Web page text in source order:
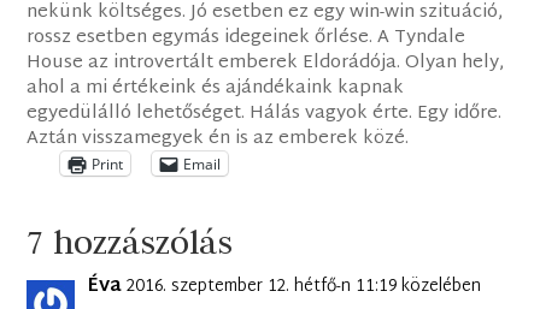
nekünk költséges. Jó esetben ez egy win-win szituáció,
rossz esetben egymás idegeinek őrlése. A Tyndale
House az introvertált emberek Eldorádója. Olyan hely,
ahol a mi értékeink és ajándékaink kapnak
egyedülálló lehetőséget. Hálás vagyok érte. Egy időre.
Aztán visszamegyek én is az emberek közé.
Print Email
7 hozzászólás
Éva2016. szeptember 12. hétfő-n 11:19 közelében